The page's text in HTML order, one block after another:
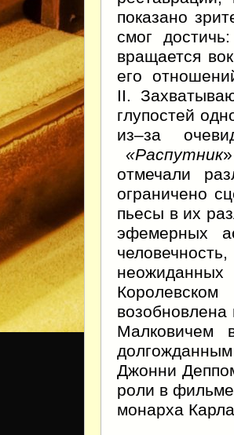
показано
смог
вращается
его
II.
глупостей
из–за
«Распутник
отмечали
ограничено
пьесы в их
эфемерных
Малковичем
Джонни
роли в
монарха